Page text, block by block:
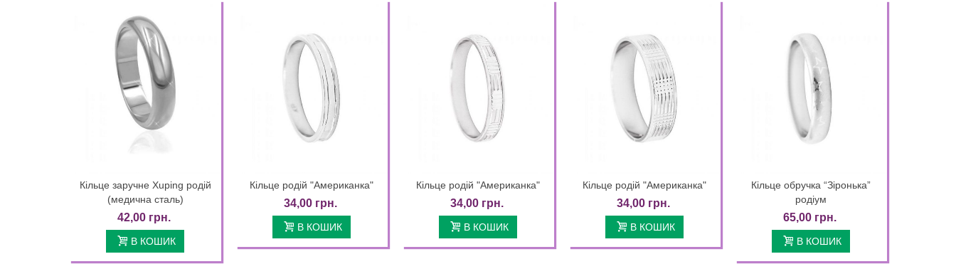
Quick view
Кільце заручне Xuping родій
(медична сталь)
42,00 грн.
В КОШИК
Quick view
Кільце родій "Американка"
34,00 грн.
В КОШИК
Quick view
Кільце родій "Американка"
34,00 грн.
В КОШИК
Quick view
Кільце родій "Американка"
34,00 грн.
В КОШИК
Quick view
Кільце обручка “Зіронька”
родіум
65,00 грн.
В КОШИК